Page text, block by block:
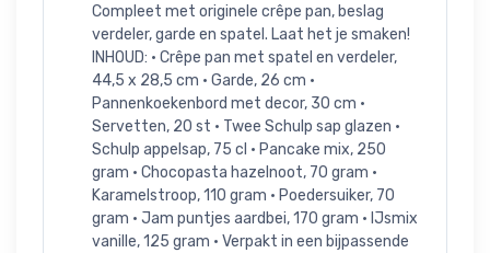
Compleet met originele crêpe pan, beslag
verdeler, garde en spatel. Laat het je smaken!
INHOUD: • Crêpe pan met spatel en verdeler,
44,5 x 28,5 cm • Garde, 26 cm •
Pannenkoekenbord met decor, 30 cm •
Servetten, 20 st • Twee Schulp sap glazen •
Schulp appelsap, 75 cl • Pancake mix, 250
gram • Chocopasta hazelnoot, 70 gram •
Karamelstroop, 110 gram • Poedersuiker, 70
gram • Jam puntjes aardbei, 170 gram • IJsmix
vanille, 125 gram • Verpakt in een bijpassende